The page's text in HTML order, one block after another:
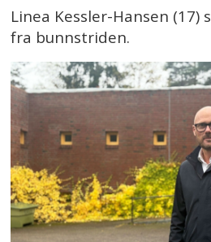
Linea Kessler-Hansen
fra bunnstriden.